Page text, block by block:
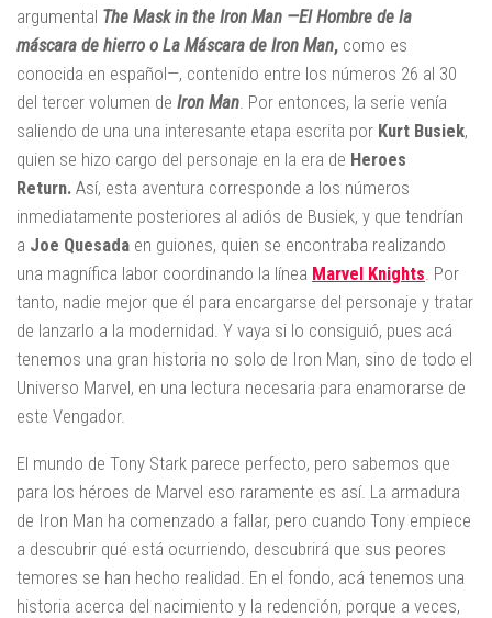
argumental The Mask in the Iron Man —El Hombre de la
máscara de hierro o La Máscara de Iron Man, como es
conocida en español—, contenido entre los números 26 al 30
del tercer volumen de Iron Man . Por entonces, la serie venía
saliendo de una una interesante etapa escrita por Kurt Busiek,
quien se hizo cargo del personaje en la era de Heroes
Return. Así, esta aventura corresponde a los números
inmediatamente posteriores al adiós de Busiek, y que tendrían
a Joe Quesada en guiones, quien se encontraba realizando
una magnífica labor coordinando la línea Marvel Knights . Por
tanto, nadie mejor que él para encargarse del personaje y tratar
de lanzarlo a la modernidad. Y vaya si lo consiguió, pues acá
tenemos una gran historia no solo de Iron Man, sino de todo el
Universo Marvel, en una lectura necesaria para enamorarse de
este Vengador.
El mundo de Tony Stark parece perfecto, pero sabemos que
para los héroes de Marvel eso raramente es así. La armadura
de Iron Man ha comenzado a fallar, pero cuando Tony empiece
a descubrir qué está ocurriendo, descubrirá que sus peores
temores se han hecho realidad. En el fondo, acá tenemos una
historia acerca del nacimiento y la redención, porque a veces,